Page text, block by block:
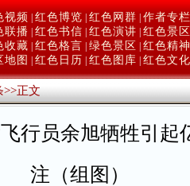
视频 红色博览 红色网群 作者专栏
联播 红色书信 红色演讲 红色景区
收藏 红色格言 绿色景区
红色精神
地图
红色日历 红色图库 红色文化
>>正文
行员余旭牺牲引起
注（组图）